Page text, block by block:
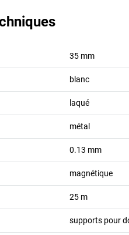
35 mm
blanc
laqué
métal
0.13 mm
magnétique
25 m
supports pour